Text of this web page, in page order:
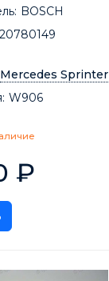
BOSCH
Mercedes Sprinter
W906
₽